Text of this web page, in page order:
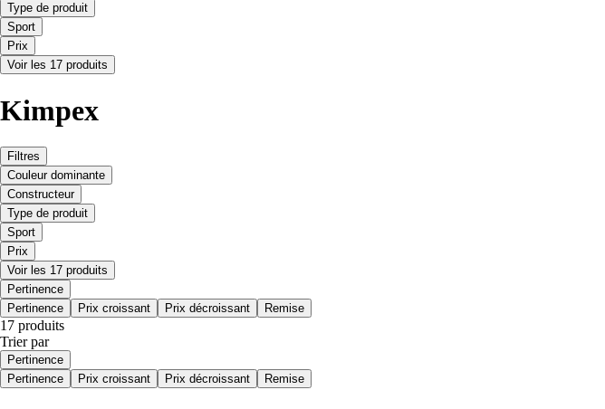
Type de produit
Sport
Prix
Voir les 17 produits
Kimpex
Filtres
Couleur dominante
Constructeur
Type de produit
Sport
Prix
Voir les 17 produits
Pertinence
Pertinence
Prix croissant Prix décroissant Remise
17 produits
Trier par
Pertinence
Pertinence
Prix croissant Prix décroissant Remise